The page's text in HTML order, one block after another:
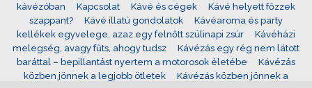
kávézóban
Kapcsolat Kávé és cégek
Kávé helyett főzzek
szappant?
Kávé illatú gondolatok
Kávéaroma és party
kellékek egyvelege, azaz egy felnőtt szülinapi zsúr
Kávéházi
melegség, avagy fűts, ahogy tudsz
Kávézás egy rég nem látott
baráttal – bepillantást nyertem a motorosok életébe
Kávézás
közben jönnek a legjobb ötletek
Kávézás közben jönnek a